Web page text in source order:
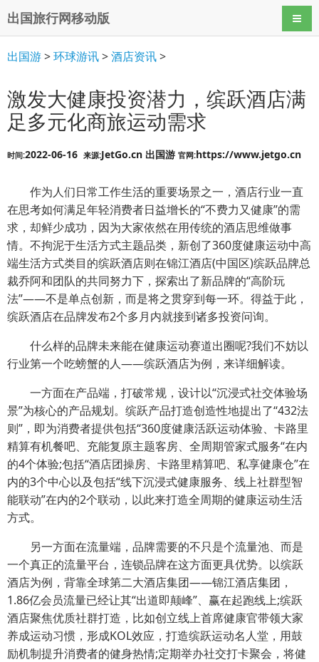
出国旅行网移动版 导航
出国游>环球游讯>酒店资讯>
激发大健康投资潜力，缤跃酒店满
足多元化商旅运动需求
时间:2022-06-16 来源:JetGo.cn 出国游 官网:https://www.jetgo.cn
作为人们日常工作生活的重要场景之一，酒店行业一直
在思考如何满足年轻消费者日益增长的“不费力又健康”的需
求，却鲜少成功，因为大家依然在用传统的酒店思维做事
情。不拘泥于生活方式主题品类，新创了360度健康运动中高
端生活方式类目的缤跃酒店则在锦江酒店(中国区)缤跃品牌总
裁乔阿和团队的共同努力下，探索出了新品牌的“高阶玩
法”——不是单点创新，而是将之贯穿到每一环。得益于此，
缤跃酒店在品牌发布2个多月内就接到诸多投资问询。
什么样的品牌未来能在健康运动赛道出圈呢?我们不妨以
行业第一个吃螃蟹的人——缤跃酒店为例，来详细解读。
一方面在产品端，打破常规，设计以“沉浸式社交体验场
景”为核心的产品规划。缤跃产品打造创造性地提出了“432法
则”，即为消费者提供包括“360度健康活跃运动体验、卡路里
精算有机餐吧、充能复原主题客房、全周期管家式服务“在内
的4个体验;包括“酒店团操房、卡路里精算吧、私享健康仓”在
内的3个中心以及包括“线下沉浸式健康服务、线上社群型智
能联动”在内的2个联动，以此来打造全周期的健康运动生活
方式。
另一方面在流量端，品牌需要的不只是个流量池、而是
一个真正的流量平台，连锁品牌在这方面更具优势。以缤跃
酒店为例，背靠全球第二大酒店集团——锦江酒店集团，
1.86亿会员流量已经让其“出道即颠峰”、赢在起跑线上;缤跃
酒店聚焦优质社群打造，比如创立线上首席健康官带领大家
养成运动习惯，形成KOL效应，打造缤跃运动名人堂，用鼓
励机制提升消费者的健身热情;定期举办社交打卡聚会，将健